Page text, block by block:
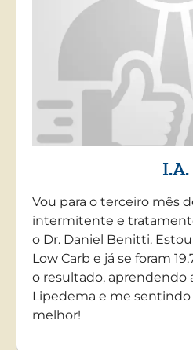
I.A.
Vou para o terceiro mês
intermitente e
o Dr. Daniel Benitti.
Low Carb e já se foram
o resultado, aprendendo
Lipedema e me
melhor!